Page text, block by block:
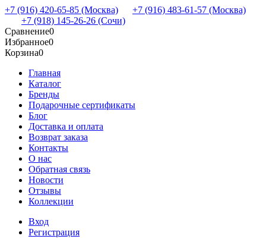
+7 (916) 420-65-85 (Москва)
+7 (916) 483-61-57 (Москва)
+7 (918) 145-26-26 (Сочи)
Сравнение0
Избранное0
Корзина0
Главная
Каталог
Бренды
Подарочные сертификаты
Блог
Доставка и оплата
Возврат заказа
Контакты
О нас
Обратная связь
Новости
Отзывы
Коллекции
Вход
Регистрация